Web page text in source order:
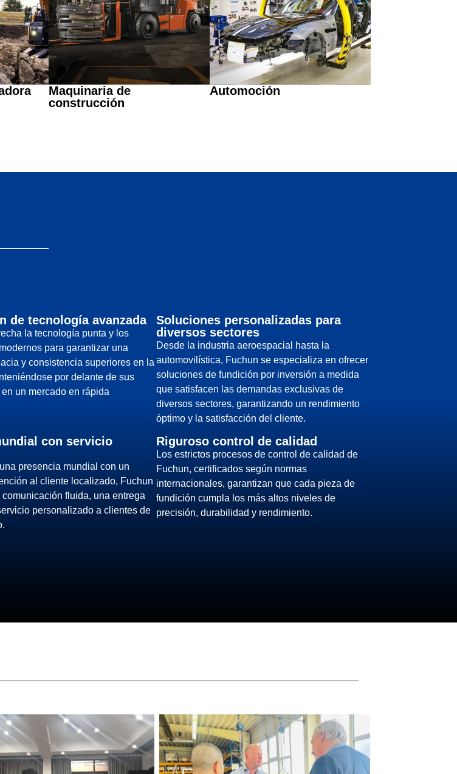
Maquinaria de
construcción
Automoción
de tecnología avanzada
la tecnología punta y los
para garantizar una
y consistencia superiores en la
por delante de sus
un mercado en rápida
Soluciones personalizadas para
diversos sectores
Desde la industria aeroespacial hasta la
automovilística, Fuchun se especializa en ofrecer
soluciones de fundición por inversión a medida
que satisfacen las demandas exclusivas de
diversos sectores, garantizando un rendimiento
óptimo y la satisfacción del cliente.
con servicio
presencia mundial con un
al cliente localizado, Fuchun
fluida, una entrega
personalizado a clientes de
Riguroso control de calidad
Los estrictos procesos de control de calidad de
Fuchun, certificados según normas
internacionales, garantizan que cada pieza de
fundición cumpla los más altos niveles de
precisión, durabilidad y rendimiento.